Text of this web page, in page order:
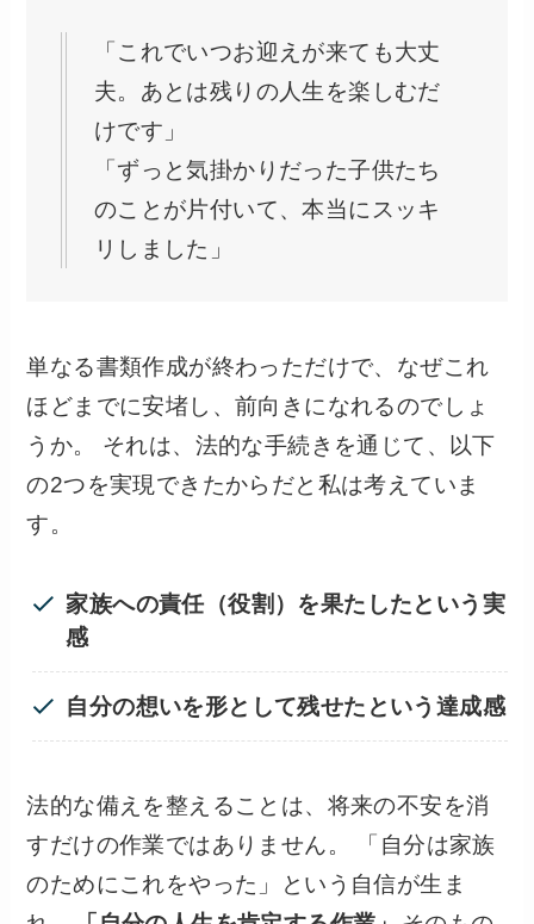
「これでいつお迎えが来ても大丈
夫。あとは残りの人生を楽しむだ
けです」
「ずっと気掛かりだった子供たち
のことが片付いて、本当にスッキ
リしました」
単なる書類作成が終わっただけで、なぜこれ
ほどまでに安堵し、前向きになれるのでしょ
うか。 それは、法的な手続きを通じて、以下
の2つを実現できたからだと私は考えていま
す。
家族への責任（役割）を果たしたという実
感
自分の想いを形として残せたという達成感
法的な備えを整えることは、将来の不安を消
すだけの作業ではありません。 「自分は家族
のためにこれをやった」という自信が生ま